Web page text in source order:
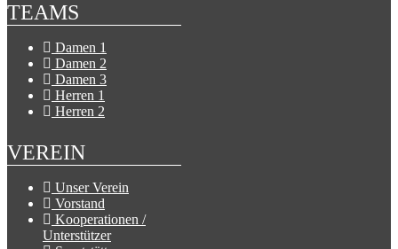
TEAMS
Damen 1
Damen 2
Damen 3
Herren 1
Herren 2
VEREIN
Unser Verein
Vorstand
Kooperationen /
Unterstützer